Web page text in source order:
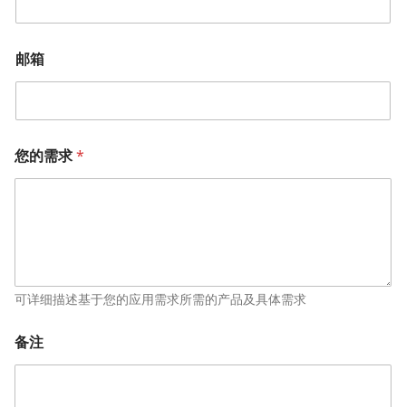
邮箱
*
公
您的需求*
可详细描述基于您的应用需求所需的产品及具体需求
备注